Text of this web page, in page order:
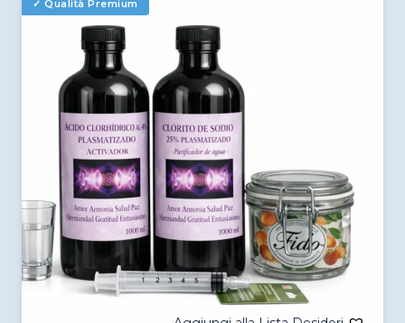
varianti.
opzioni
possono
essere
scelte
nella
pagina
del
prodotto